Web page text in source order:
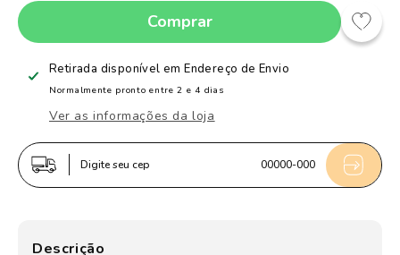
a
de
Sapatilha
Infantil
Menina
Soft
Ouro
Delicada
a
quantidade
de
Sapatilha
Infantil
Menina
Ouro
Comprar
Retirada disponível emEndereço de Envio
Normalmente pronto entre 2 e 4 dias
Ver as informações da loja
Digite seu cep 00000-000
Descrição